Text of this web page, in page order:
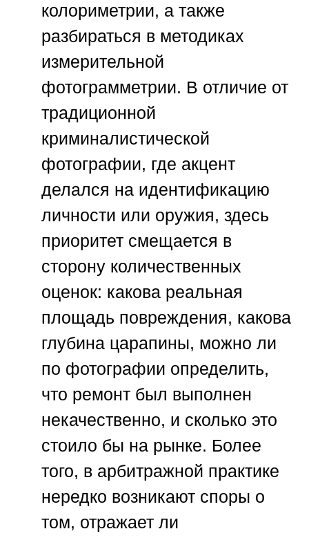
колориметрии, а также
разбираться в методиках
измерительной
фотограмметрии. В отличие от
традиционной
криминалистической
фотографии, где акцент
делался на идентификацию
личности или оружия, здесь
приоритет смещается в
сторону количественных
оценок: какова реальная
площадь повреждения, какова
глубина царапины, можно ли
по фотографии определить,
что ремонт был выполнен
некачественно, и сколько это
стоило бы на рынке. Более
того, в арбитражной практике
нередко возникают споры о
том, отражает ли